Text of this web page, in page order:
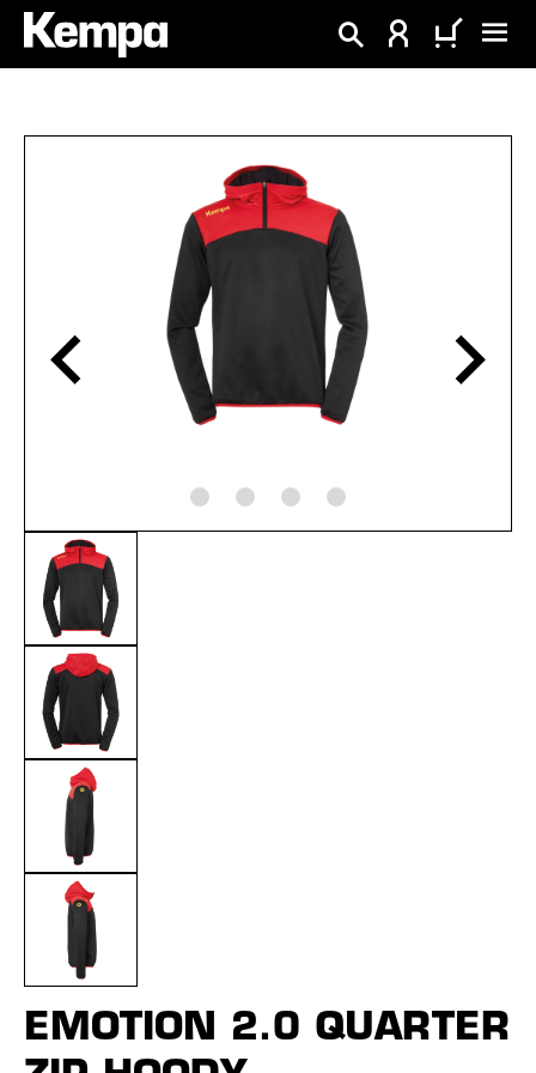
principal
EMOTION 2.0 QUARTER